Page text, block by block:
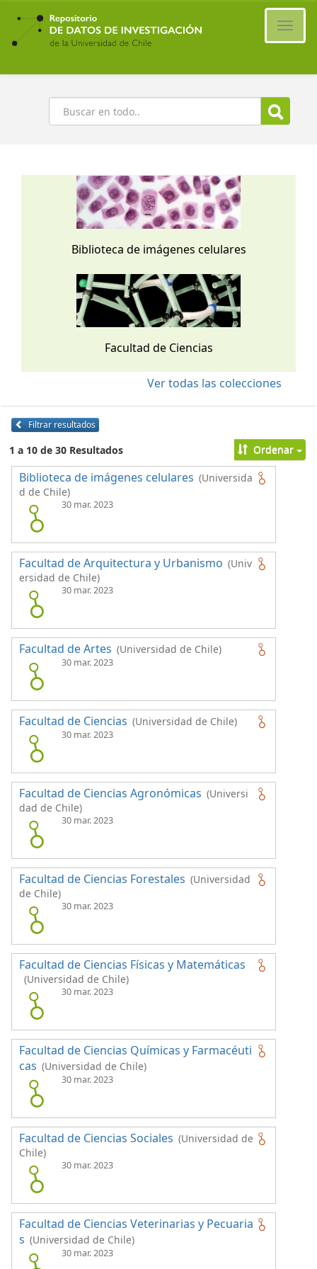
Ir
contenido
principal
Buscar
Biblioteca de imágenes celulares
Facultad de Ciencias
Ver todas las colecciones
Filtrar resultados
1 a 10 de 30 Resultados Ordenar
Biblioteca de imágenes celulares (Universida
d de Chile)
30 mar. 2023
Facultad de Arquitectura y Urbanismo (Univ
ersidad de Chile)
30 mar. 2023
Facultad de Artes (Universidad de Chile)
30 mar. 2023
Facultad de Ciencias (Universidad de Chile)
30 mar. 2023
Facultad de Ciencias Agronómicas (Universi
dad de Chile)
30 mar. 2023
Facultad de Ciencias Forestales (Universidad
de Chile)
30 mar. 2023
Facultad de Ciencias Físicas y Matemáticas
(Universidad de Chile)
30 mar. 2023
Facultad de Ciencias Químicas y Farmacéuti
cas (Universidad de Chile)
30 mar. 2023
Facultad de Ciencias Sociales (Universidad de
Chile)
30 mar. 2023
Facultad de Ciencias Veterinarias y Pecuaria
s (Universidad de Chile)
30 mar. 2023